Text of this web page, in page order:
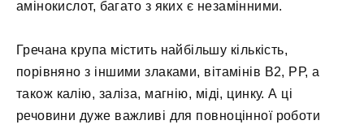
амінокислот, багато з яких є незамінними.
Гречана крупа містить найбільшу кількість,
порівняно з іншими злаками, вітамінів В2, РР, а
також калію, заліза, магнію, міді, цинку. А ці
речовини дуже важливі для повноцінної роботи